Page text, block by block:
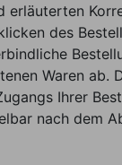
erläuterten
des
Waren ab.
Ihrer
nach dem